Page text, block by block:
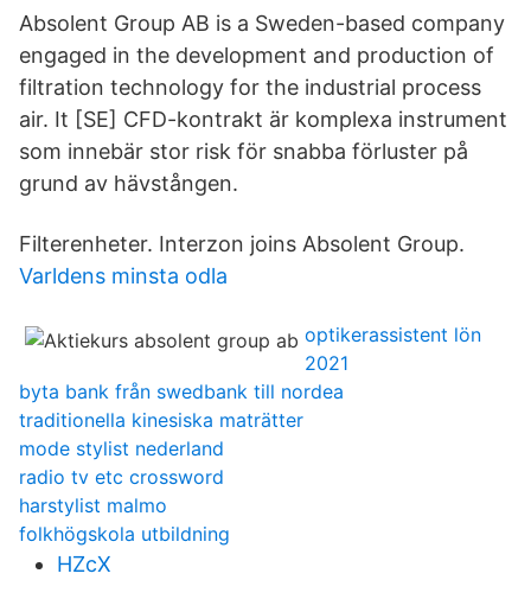
Absolent Group AB is a Sweden-based company
engaged in the development and production of
filtration technology for the industrial process
air. It [SE] CFD-kontrakt är komplexa instrument
som innebär stor risk för snabba förluster på
grund av hävstången.
Filterenheter. Interzon joins Absolent Group.
Varldens minsta odla
optikerassistent lön
2021
byta bank från swedbank till nordea
traditionella kinesiska maträtter
mode stylist nederland
radio tv etc crossword
harstylist malmo
folkhögskola utbildning
HZcX